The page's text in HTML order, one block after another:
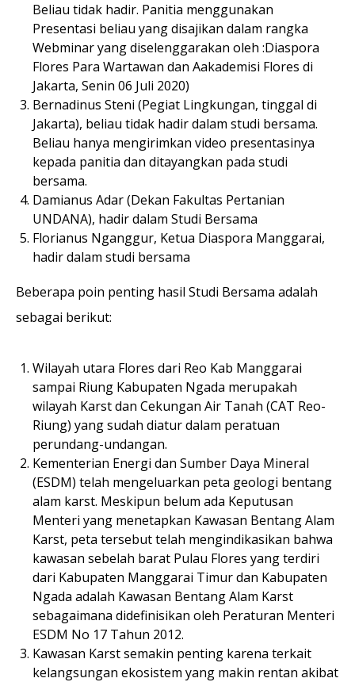
Beliau tidak hadir. Panitia menggunakan
Presentasi beliau yang disajikan dalam rangka
Webminar yang diselenggarakan oleh :Diaspora
Flores Para Wartawan dan Aakademisi Flores di
Jakarta, Senin 06 Juli 2020)
Bernadinus Steni (Pegiat Lingkungan, tinggal di
Jakarta), beliau tidak hadir dalam studi bersama.
Beliau hanya mengirimkan video presentasinya
kepada panitia dan ditayangkan pada studi
bersama.
Damianus Adar (Dekan Fakultas Pertanian
UNDANA), hadir dalam Studi Bersama
Florianus Nganggur, Ketua Diaspora Manggarai,
hadir dalam studi bersama
Beberapa poin penting hasil Studi Bersama adalah
sebagai berikut:
Wilayah utara Flores dari Reo Kab Manggarai
sampai Riung Kabupaten Ngada merupakah
wilayah Karst dan Cekungan Air Tanah (CAT Reo-
Riung) yang sudah diatur dalam peratuan
perundang-undangan.
Kementerian Energi dan Sumber Daya Mineral
(ESDM) telah mengeluarkan peta geologi bentang
alam karst. Meskipun belum ada Keputusan
Menteri yang menetapkan Kawasan Bentang Alam
Karst, peta tersebut telah mengindikasikan bahwa
kawasan sebelah barat Pulau Flores yang terdiri
dari Kabupaten Manggarai Timur dan Kabupaten
Ngada adalah Kawasan Bentang Alam Karst
sebagaimana didefinisikan oleh Peraturan Menteri
ESDM No 17 Tahun 2012.
Kawasan Karst semakin penting karena terkait
kelangsungan ekosistem yang makin rentan akibat